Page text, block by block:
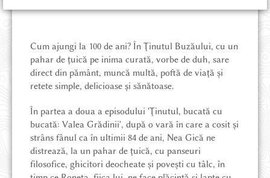
CE POT SĂ VĂD
CUM AJUNG
UNDE STAU
Cum ajungi la 100 de ani? În Ţinutul Buzăului, cu un
pahar de ţuică pe inima curată, vorbe de duh, sare
direct din pământ, muncă multă, poftă de viaţă şi
retete simple, delicioase şi sănătoase.
În partea a doua a episodului 'Ţinutul, bucată cu
bucată: Valea Grădinii', după o vară în care a cosit şi
strâns fânul ca în ultimii 84 de ani, Nea Gică ne
distrează, la un pahar de ţuică, cu panseuri
filosofice, ghicitori deocheate şi poveşti cu tâlc, în